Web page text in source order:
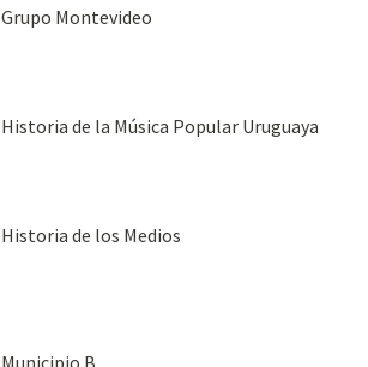
Grupo Montevideo
Historia de la Música Popular Uruguaya
Historia de los Medios